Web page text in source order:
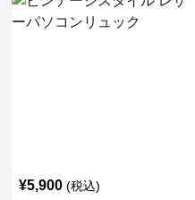
¥5,900 (税込)